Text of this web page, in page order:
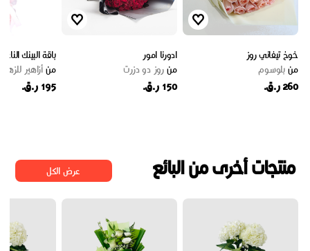
خوخ تيفاني روز
من بلوسوم
260 ر.ق.
ادورنا امور
من روز دو دزرت
150 ر.ق.
باقة البينك الناعم
من أزاهير للزهور
195 ر.ق.
منتجات أخرى من البائع عرض الكل